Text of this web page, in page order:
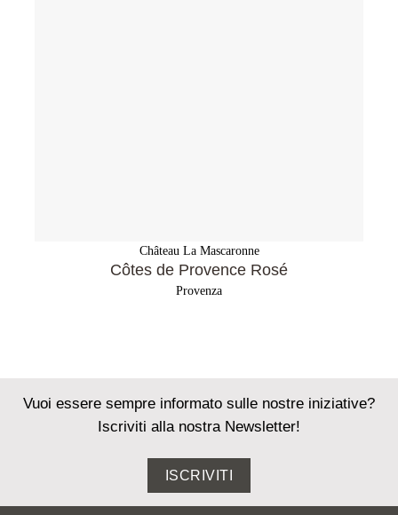
Château La Mascaronne
Côtes de Provence Rosé
Provenza
Vuoi essere sempre informato sulle nostre iniziative?
Iscriviti alla nostra Newsletter!
ISCRIVITI